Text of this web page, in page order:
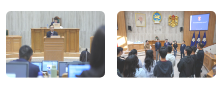
амжилт, тэр ч байтугай
хүний үнэ цэнийг хүртэл
лайк, шэйр, дагагчийн
тоогоор хэмжих хандлага
газар авч
журмын зарим хэсгийг
хүчингүй болгож,
зөвшөөрлийн шинжтэй 103
бүртгэлээс нийслэлийн
бизнес эрхлэгчдийг